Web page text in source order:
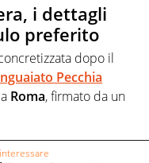
i dettagli
preferito
dopo il
Pecchia
Roma, firmato da un